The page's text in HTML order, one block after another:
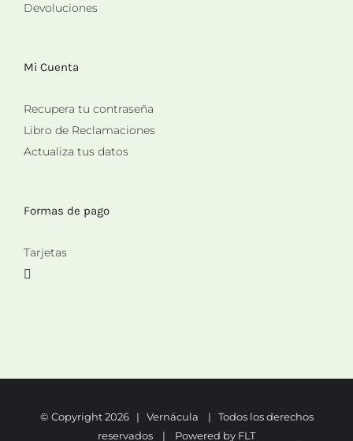
Devoluciones
Mi Cuenta
Recupera tu contraseña
Libro de Reclamaciones
Actualiza tus datos
Formas de pago
Tarjetas
© Copyright2026 | Vernácula | Todos los derechos
reservados | Powered by FLT